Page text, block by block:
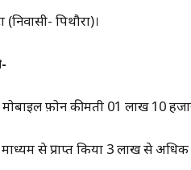
(निवासी- पिथौरा)।
फ़ोन कीमती 01 लाख 10
से प्राप्त किया 3 लाख से अधिक